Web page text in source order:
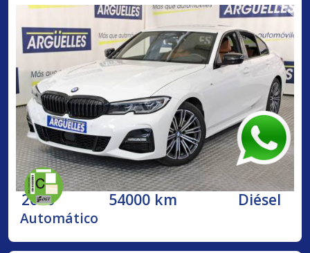
2020 54000 km Diésel
Automático